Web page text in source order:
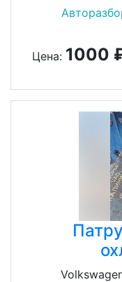
Цена: 1000